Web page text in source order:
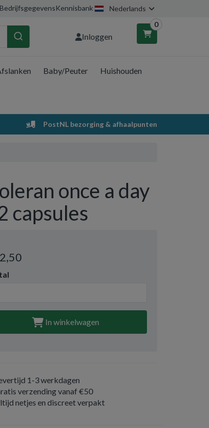
BedrijfsgegevensKennisbank Nederlands
Inloggen
0
Uw winkelwagen is leeg.
Vul hem met producten.
Baby/Peuter Huishouden
PostNL bezorging & afhaalpunten
once a day
capsules
,50
In winkelwagen
1-3 werkdagen
verzending vanaf €50
netjes en discreet verpakt